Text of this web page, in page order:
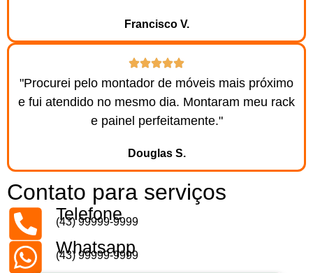
Francisco V.
"Procurei pelo montador de móveis mais próximo
e fui atendido no mesmo dia. Montaram meu rack
e painel perfeitamente."
Douglas S.
Contato para serviços
Telefone
(43) 99999-9999
Whatsapp
(43) 99999-9999